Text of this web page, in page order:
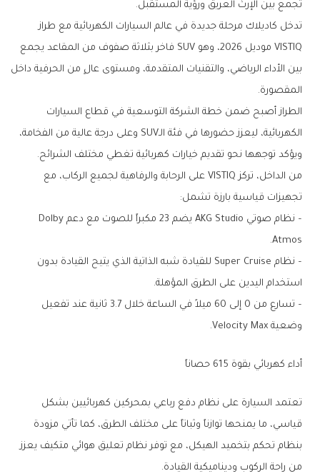
تجمع بين الإرث العريق ورؤية المستقبل.
تدخل كاديلاك مرحلة جديدة في عالم السيارات الكهربائية مع طراز
VISTIQ موديل 2026، وهو SUV فاخر بثلاثة صفوف من المقاعد يجمع
بين الأداء الرياضي، والتقنيات المتقدمة، ومستوى عالٍ من الحرفية داخل
المقصورة.
الطراز أصبح ضمن خطة الشركة التوسعية في قطاع السيارات
الكهربائية، ليعزز حضورها في فئة الـSUV وعلى درجة عالية من الفخامة،
ويؤكد توجهها نحو تقديم خيارات كهربائية تغطي مختلف الشرائح.
من الداخل، تركز VISTIQ على الرحابة والرفاهية لجميع الركاب، مع
تجهيزات قياسية بارزة تشمل:
– نظام صوتي AKG Studio يضم 23 مكبراً للصوت مع دعم Dolby
Atmos.
– نظام Super Cruise للقيادة شبه الذاتية الذي يتيح القيادة بدون
استخدام اليدين على الطرق المؤهلة.
– تسارع من 0 إلى 60 ميلاً في الساعة خلال 3.7 ثانية عند تفعيل
وضعية Velocity Max.
أداء كهربائي بقوة 615 حصاناً
تعتمد السيارة على نظام دفع رباعي بمحركين كهربائيين بشكل
قياسي، ما يمنحها توازناً وثباتاً على مختلف الطرق، كما تأتي مزودة
بنظام تحكم بتخميد الهيكل، مع توفر نظام تعليق هوائي متكيف يعزز
من راحة الركوب وديناميكية القيادة.